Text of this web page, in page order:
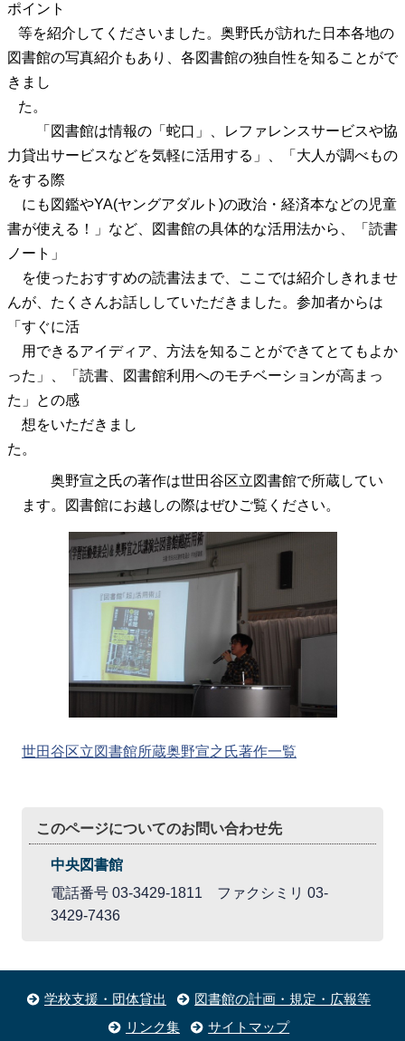
ポイント
等を紹介してくださいました。奥野氏が訪れた日本各地の
図書館の写真紹介もあり、各図書館の独自性を知ることがで
きまし
た。
「図書館は情報の「蛇口」、レファレンスサービスや協
力貸出サービスなどを気軽に活用する」、「大人が調べもの
をする際
にも図鑑やYA(ヤングアダルト)の政治・経済本などの児童
書が使える！」など、図書館の具体的な活用法から、「読書
ノート」
を使ったおすすめの読書法まで、ここでは紹介しきれませ
んが、たくさんお話ししていただきました。参加者からは
「すぐに活
用できるアイディア、方法を知ることができてとてもよか
った」、「読書、図書館利用へのモチベーションが高まっ
た」との感
想をいただきまし
た。
奥野宣之氏の著作は世田谷区立図書館で所蔵してい
ます。図書館にお越しの際はぜひご覧ください。
世田谷区立図書館所蔵奥野宣之氏著作一覧
このページについてのお問い合わせ先
中央図書館
電話番号 03-3429-1811 ファクシミリ 03-
3429-7436
学校支援・団体貸出
図書館の計画・規定・広報等
リンク集
サイトマップ